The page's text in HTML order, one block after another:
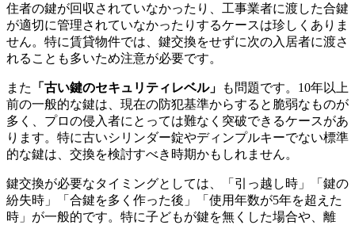
住者の鍵が回収されていなかったり、工事業者に渡した合鍵
が適切に管理されていなかったりするケースは珍しくありま
せん。特に賃貸物件では、鍵交換をせずに次の入居者に渡さ
れることも多いため注意が必要です。
また 「古い鍵のセキュリティレベル」
も問題です。10年以上
前の一般的な鍵は、現在の防犯基準からすると脆弱なものが
多く、プロの侵入者にとっては難なく突破できるケースがあ
ります。特に古いシリンダー錠やディンプルキーでない標準
的な鍵は、交換を検討すべき時期かもしれません。
鍵交換が必要なタイミングとしては、「引っ越し時」「鍵の
紛失時」「合鍵を多く作った後」「使用年数が5年を超えた
時」が一般的です。特に子どもが鍵を無くした場合や、離